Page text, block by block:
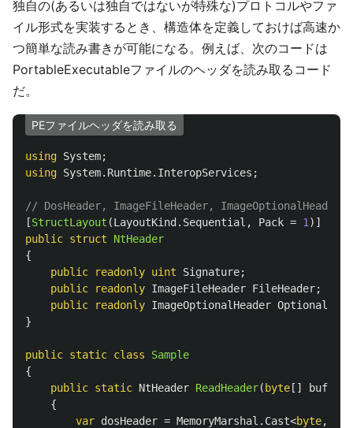
独自の(あるいは独自ではないが特殊な)プロトコルやファ
イル形式を実装するとき、構造体を定義しておけば高速か
つ簡単な読み書きが可能になる。例えば、次のコードは
PortableExecutableファイルのヘッダを読み取るコード
だ。
PEファイルヘッダを読み取る
using System;
using System.Runtime.InteropServices ;
// DosHeader, ImageFileHeader, ImageOptionalHeaderな
[StructLayout (LayoutKind . Sequential , Pack = 1 )]
public struct
NtHeader
{
public
readonly uint Signature;
public
readonly ImageFileHeader FileHeader;
public
readonly ImageOptionalHeader
}
public static class
Sample
{
public static NtHeader ReadHeader( byte [] buffer
{
var dosHeader = MemoryMarshal . Cast<byte,